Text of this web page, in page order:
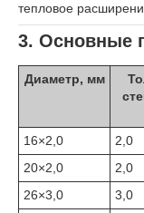
тепловое
3. Основные
Диаметр, мм
16×2,0
2,0
20×2,0
2,0
26×3,0
3,0